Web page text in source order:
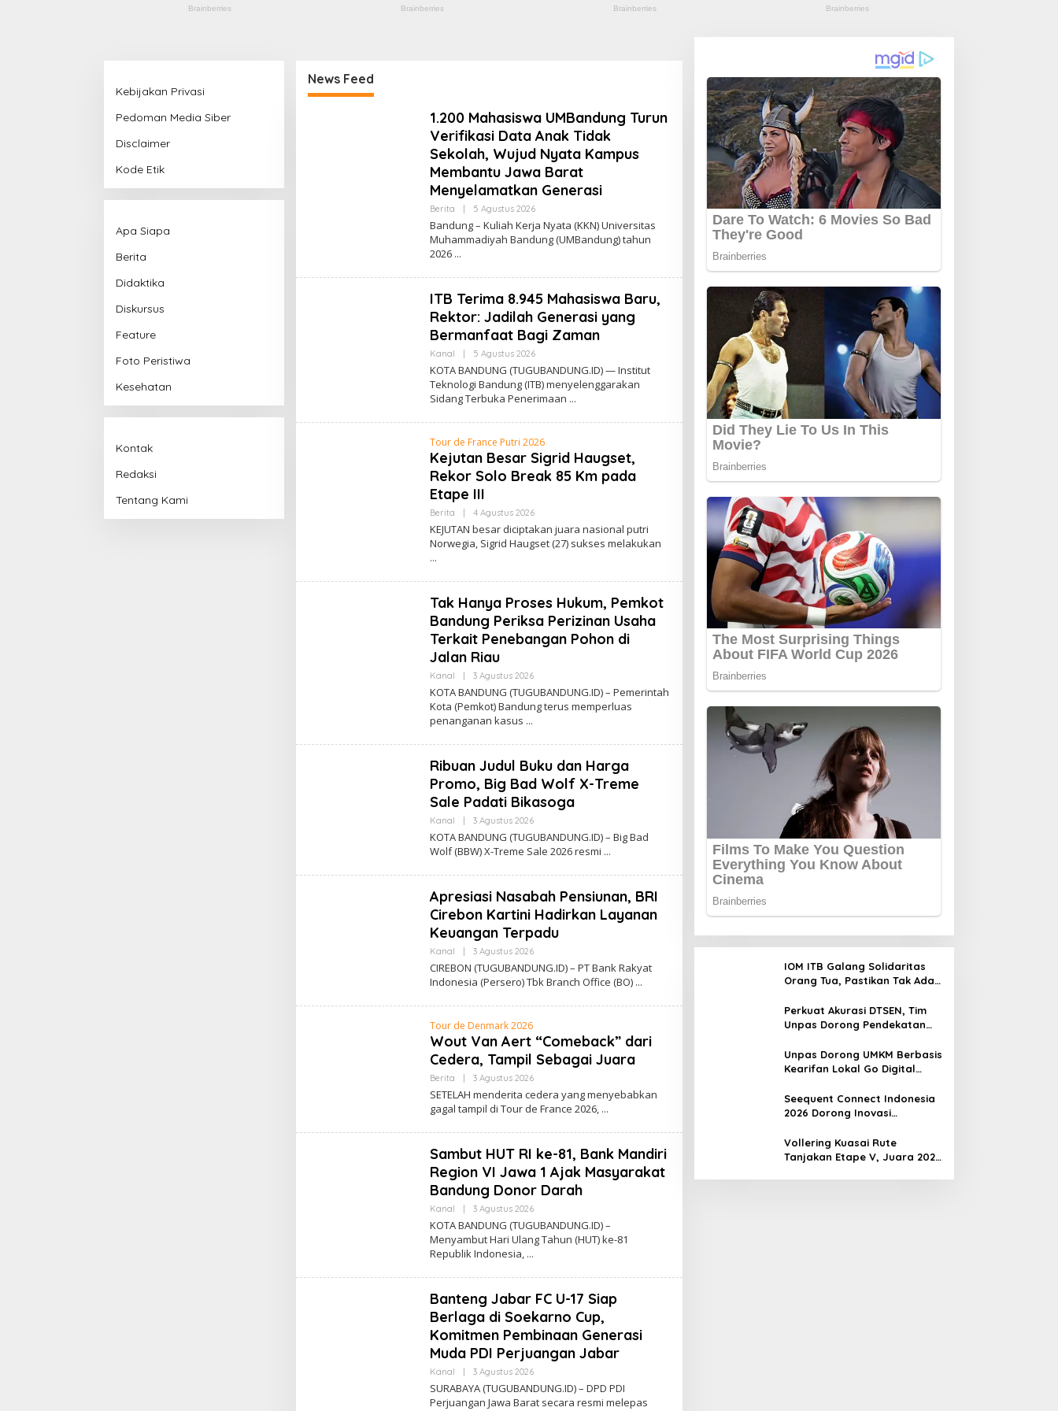
Kebijakan Privasi
Pedoman Media Siber
Disclaimer
Kode Etik
Apa Siapa
Berita
Didaktika
Diskursus
Feature
Foto Peristiwa
Kesehatan
Kontak
Redaksi
Tentang Kami
News Feed
d
1.200 Mahasiswa UMBandung Turun
Verifikasi Data Anak Tidak
Sekolah, Wujud Nyata Kampus
Membantu Jawa Barat
Menyelamatkan Generasi
Berita | 5 Agustus 2026O
E
H
Bandung – Kuliah Kerja Nyata (KKN) Universitas
Muhammadiyah Bandung (UMBandung) tahun
2026
ITB Terima 8.945 Mahasiswa Baru,
Rektor: Jadilah Generasi yang
Bermanfaat Bagi Zaman
Kanal | 5 Agustus 2026O
E
H
A
S
U
R
J
E
J
KOTA BANDUNG (TUGUBANDUNG.ID) — Institut
Teknologi Bandung (ITB) menyelenggarakan
Sidang Terbuka Penerimaan
Tour de France Putri 2026
Kejutan Besar Sigrid Haugset,
Rekor Solo Break 85 Km pada
Etape III
Berita | 4 Agustus 2026O
L
E
H
A
H
M
D
KEJUTAN besar diciptakan juara nasional putri
Norwegia, Sigrid Haugset (27) sukses melakukan
Tak Hanya Proses Hukum, Pemkot
Bandung Periksa Perizinan Usaha
Terkait Penebangan Pohon di
Jalan Riau
Kanal | 3 Agustus 2026O
E
H
A
Y
U
N
D
A
KOTA BANDUNG (TUGUBANDUNG.ID) – Pemerintah
Kota (Pemkot) Bandung terus memperluas
penanganan kasus
Ribuan Judul Buku dan Harga
Promo, Big Bad Wolf X-Treme
Sale Padati Bikasoga
Kanal | 3 Agustus 2026O
E
H
D
B
A
Y
U
N
D
R
A
KOTA BANDUNG (TUGUBANDUNG.ID) – Big Bad
Wolf (BBW) X-Treme Sale 2026 resmi
Apresiasi Nasabah Pensiunan, BRI
Cirebon Kartini Hadirkan Layanan
Keuangan Terpadu
Kanal | 3 Agustus 2026O
E
H
D
A
U
N
D
R
A
CIREBON (TUGUBANDUNG.ID) – PT Bank Rakyat
Indonesia (Persero) Tbk Branch Office (BO)
Tour de Denmark 2026
Wout Van Aert “Comeback” dari
Cedera, Tampil Sebagai Juara
Berita | 3 Agustus 2026O
E
H
A
A
H
M
D
SETELAH menderita cedera yang menyebabkan
gagal tampil di Tour de France 2026,
Sambut HUT RI ke-81, Bank Mandiri
Region VI Jawa 1 Ajak Masyarakat
Bandung Donor Darah
Kanal | 3 Agustus 2026O
E
H
A
Y
U
I
N
D
A
KOTA BANDUNG (TUGUBANDUNG.ID) –
Menyambut Hari Ulang Tahun (HUT) ke-81
Republik Indonesia,
Banteng Jabar FC U-17 Siap
Berlaga di Soekarno Cup,
Komitmen Pembinaan Generasi
Muda PDI Perjuangan Jabar
Kanal | 3 Agustus 2026O
E
H
SURABAYA (TUGUBANDUNG.ID) – DPD PDI
Perjuangan Jawa Barat secara resmi melepas
IOM ITB Galang Solidaritas
Orang Tua, Pastikan Tak Ada
karena Kendala Ekonomi
Perkuat Akurasi DTSEN, Tim
Unpas Dorong Pendekatan
Data Sosial
Unpas Dorong UMKM Berbasis
Kearifan Lokal Go Digital
Seequent Connect Indonesia
2026 Dorong Inovasi
Pertambangan, Energi, dan
Infrastruktur
Vollering Kuasai Rute
Tanjakan Etape V, Juara 2025